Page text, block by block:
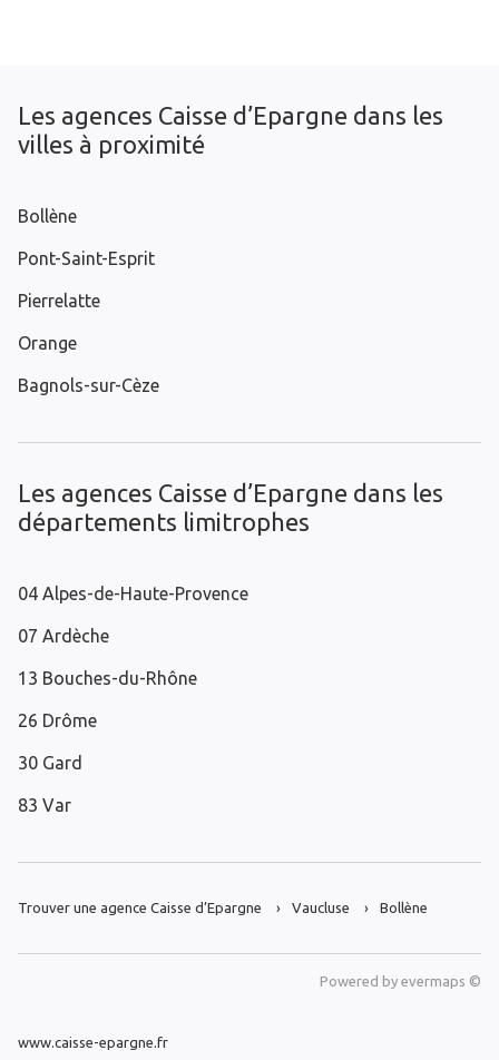
Les agences Caisse d’Epargne dans les
villes à proximité
Bollène
Pont-Saint-Esprit
Pierrelatte
Orange
Bagnols-sur-Cèze
Les agences Caisse d’Epargne dans les
départements limitrophes
04 Alpes-de-Haute-Provence
07 Ardèche
13 Bouches-du-Rhône
26 Drôme
30 Gard
83 Var
Trouver une agence Caisse d’Epargne Vaucluse Bollène
Powered by evermaps ©
www.caisse-epargne.fr